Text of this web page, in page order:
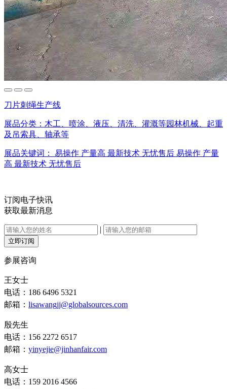
刀片刺绳生产线
展品分类： 木工、喷涂、液压、清洗、灌溉等园林机械、起重
及吊索具、轴承等
展品关键词： 易操作 产量高 最新技术 无忧售后 易操作 产量
高 最新技术 无忧售后
订阅电子快讯
获取最新消息
|
立即订阅
参展咨询
王女士
电话：186 6496 5321
邮箱： lisawangjj@globalsources.com
殷先生
电话：156 2272 6517
邮箱： yinyejie@jinhanfair.com
高女士
电话：159 2016 4566